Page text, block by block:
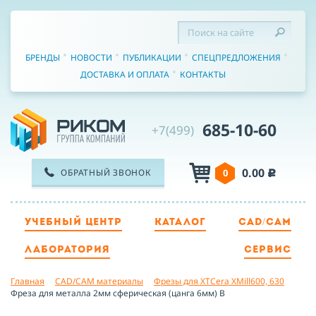
БРЕНДЫ НОВОСТИ ПУБЛИКАЦИИ
СПЕЦПРЕДЛОЖЕНИЯ
ДОСТАВКА И ОПЛАТА
КОНТАКТЫ
+7(499) 685-10-60
ОБРАТНЫЙ ЗВОНОК 0 0.00 c
ИМЯ
УЧЕБНЫЙ ЦЕНТР КАТАЛОГ CAD/CAM
ЛАБОРАТОРИЯ СЕРВИС
Главная CAD/CAM материалы
Фрезы для XTCera XMill600, 630
Фреза для металла 2мм сферическая (цанга 6мм) B